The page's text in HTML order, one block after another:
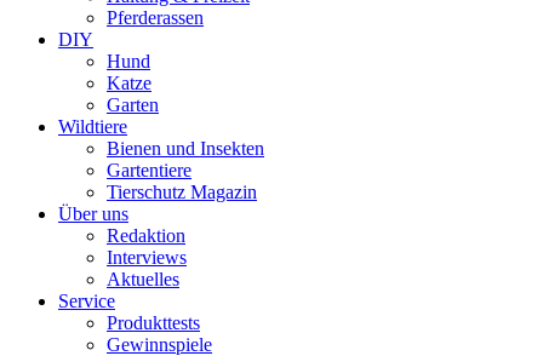
Pferderassen
DIY
Hund
Katze
Garten
Wildtiere
Bienen und Insekten
Gartentiere
Tierschutz Magazin
Über uns
Redaktion
Interviews
Aktuelles
Service
Produkttests
Gewinnspiele